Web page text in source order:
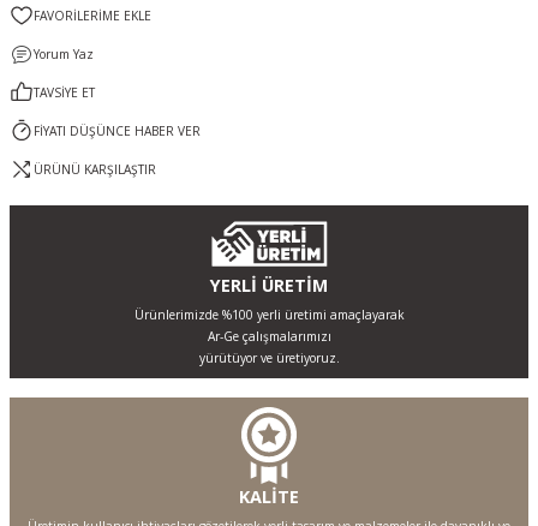
Yorum Yaz
TAVSİYE ET
FİYATI DÜŞÜNCE HABER VER
ÜRÜNÜ KARŞILAŞTIR
YERLİ ÜRETİM
Ürünlerimizde %100 yerli üretimi amaçlayarak
Ar-Ge çalışmalarımızı
yürütüyor ve üretiyoruz.
KALİTE